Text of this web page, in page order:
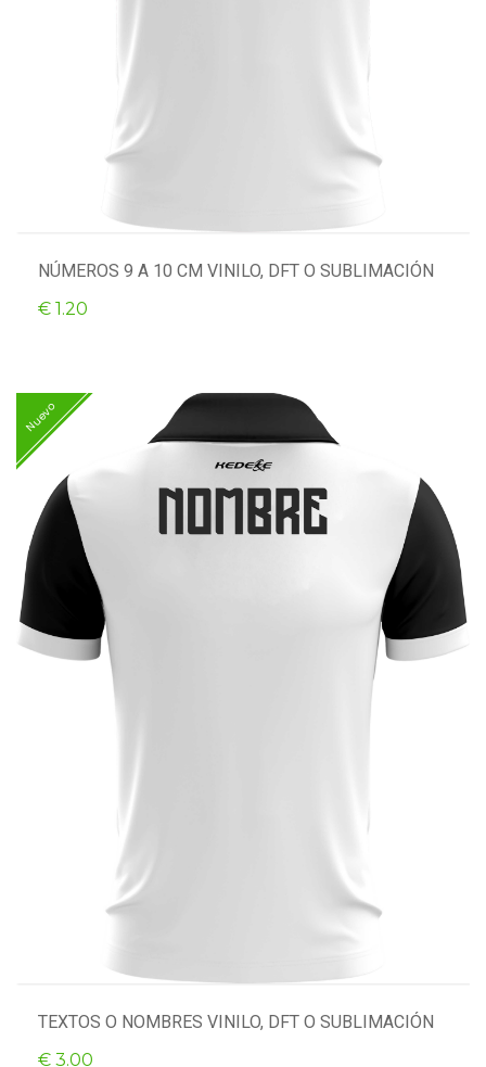
NÚMEROS 9 A 10 CM VINILO, DFT O SUBLIMACIÓN
€ 1.20
Nuevo
TEXTOS O NOMBRES VINILO, DFT O SUBLIMACIÓN
€ 3.00